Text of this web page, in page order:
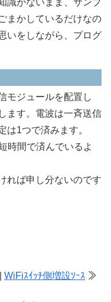
まかしているだけなの
いをしながら、プログ
モジュールを配置し
ます。電波は一斉送信
は1つで済みます。
時間で済んでいるよ
れば申し分ないのです
WiFiｽｲｯﾁ側増設ｿｰｽ ≫